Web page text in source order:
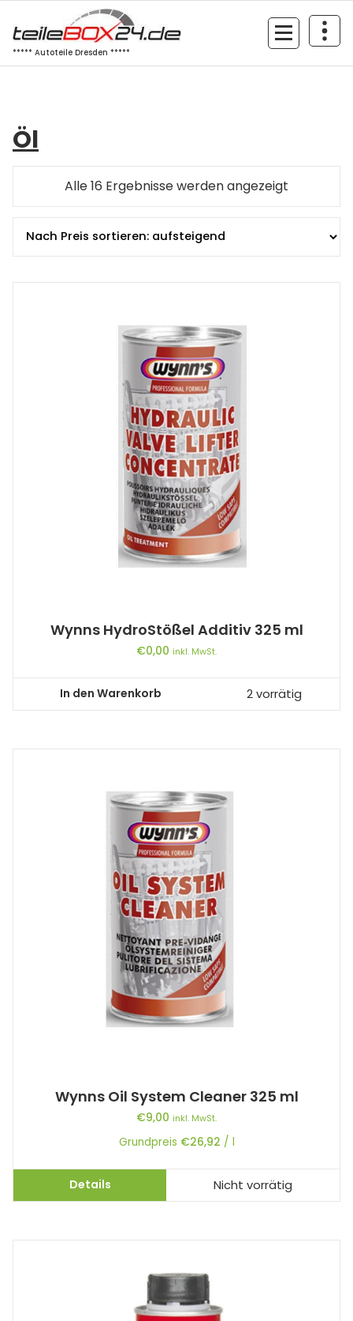
Inhalt
springen
***** Autoteile Dresden *****
Öl
Alle 16 Ergebnisse werden angezeigt
Wynns HydroStößel Additiv 325 ml
€0,00 inkl. MwSt.
In den Warenkorb 2 vorrätig
Wynns Oil System Cleaner 325 ml
€9,00 inkl. MwSt.
Grundpreis €26,92 / l
Details Nicht vorrätig